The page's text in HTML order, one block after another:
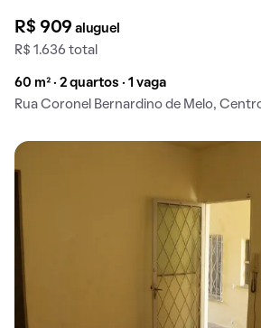
R$ 909aluguel
R$ 1.636 total
60 m² · 2 quartos · 1 vaga
Rua Coronel Bernardino de Melo,